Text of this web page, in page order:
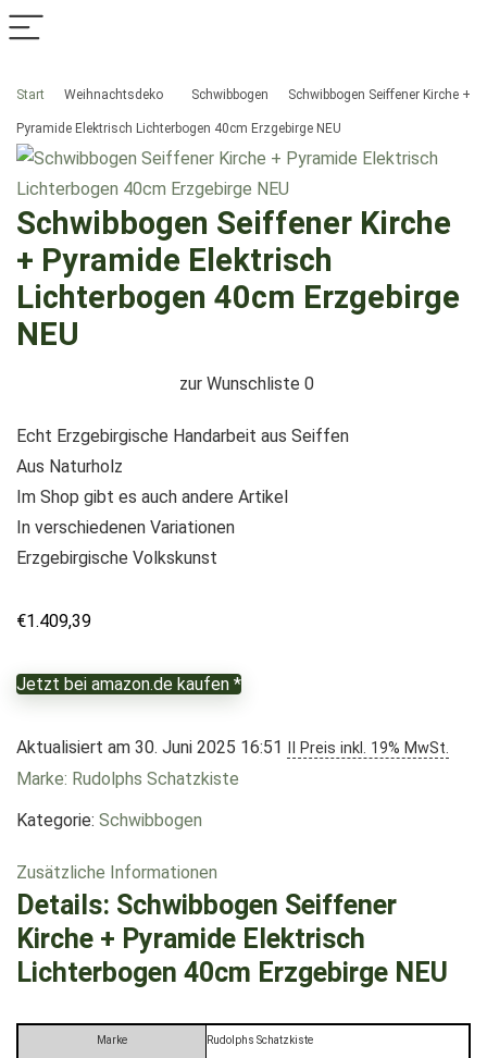
Start Weihnachtsdeko Schwibbogen Schwibbogen Seiffener Kirche +
Pyramide Elektrisch Lichterbogen 40cm Erzgebirge NEU
Schwibbogen Seiffener Kirche
+ Pyramide Elektrisch
Lichterbogen 40cm Erzgebirge
NEU
zur Wunschliste 0
Echt Erzgebirgische Handarbeit aus Seiffen
Aus Naturholz
Im Shop gibt es auch andere Artikel
In verschiedenen Variationen
Erzgebirgische Volkskunst
€1.409,39
Jetzt bei amazon.de kaufen *
Aktualisiert am 30. Juni 2025 16:51 II Preis inkl. 19% MwSt.
Marke: Rudolphs Schatzkiste
Kategorie: Schwibbogen
Zusätzliche Informationen
Details: Schwibbogen Seiffener
Kirche + Pyramide Elektrisch
Lichterbogen 40cm Erzgebirge NEU
Marke ‎Rudolphs Schatzkiste